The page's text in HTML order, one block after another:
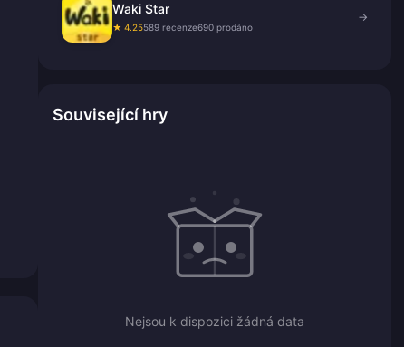
Waki Star
★ 4.25589 recenze690 prodáno
→
Související hry
Nejsou k dispozici žádná data